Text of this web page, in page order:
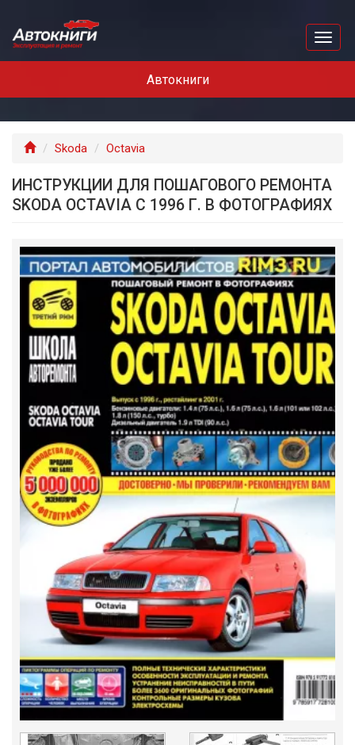
Автокниги
Главная
Skoda Octavia
ИНСТРУКЦИИ ДЛЯ ПОШАГОВОГО РЕМОНТА
SKODA OCTAVIA С 1996 Г. В ФОТОГРАФИЯХ